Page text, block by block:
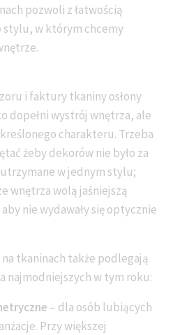
pozwoli z łatwością
stylu, w którym chcemy
i faktury tkaniny osłony
dopełni wystrój wnętrza, ale
charakteru. Trzeba
żeby dekorów nie było za
utrzymane w jednym stylu;
wnętrza wolą jaśniejszą
nie wydawały się optycznie
tkaninach także podlegają
najmodniejszych w tym roku:
– dla osób lubiących
Przy większej